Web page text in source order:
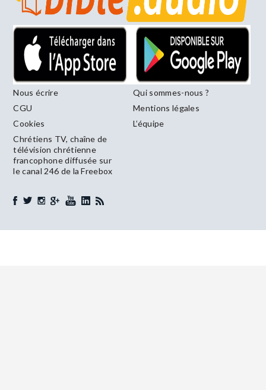
Nous écrire
Qui sommes-nous ?
CGU
Mentions légales
Cookies
L’équipe
Chrétiens TV, chaîne de
télévision chrétienne
francophone diffusée sur
le canal 246 de la Freebox